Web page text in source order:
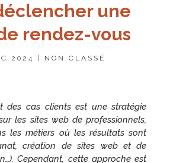
une
rendez-vous
2024 NON CLASSÉ
des cas clients est une stratégie
les sites web de professionnels,
les métiers où les résultats sont
création de sites web et de
Cependant, cette approche est